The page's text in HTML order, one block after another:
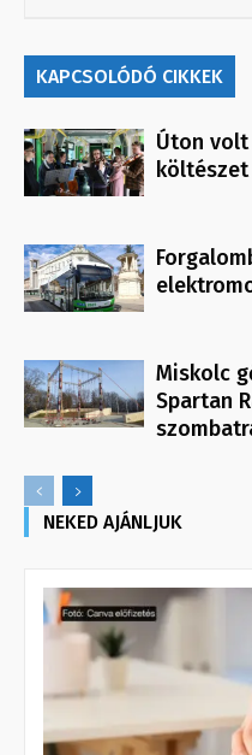
KAPCSOLÓDÓ CIKKEK
Úton
Miskolc
Spartan
NEKED AJÁNLJUK